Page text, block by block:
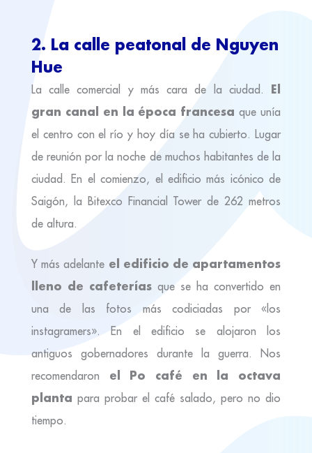
2. La calle peatonal de Nguyen
Hue
La calle comercial y más cara de la ciudad. El
gran canal en la época francesa que unía
el centro con el río y hoy día se ha cubierto. Lugar
de reunión por la noche de muchos habitantes de la
ciudad. En el comienzo, el edificio más icónico de
Saigón, la Bitexco Financial Tower de 262 metros
de altura.
Y más adelante el edificio de apartamentos
lleno de cafeterías que se ha convertido en
una de las fotos más codiciadas por «los
instagramers». En el edificio se alojaron los
antiguos gobernadores durante la guerra. Nos
recomendaron el Po café en la octava
planta para probar el café salado, pero no dio
tiempo.